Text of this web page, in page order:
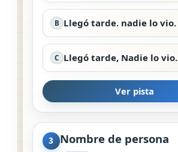
B Llegó tarde. nadie lo vio.
C Llegó tarde, Nadie lo vio.
Ver pista
3 Nombre de persona